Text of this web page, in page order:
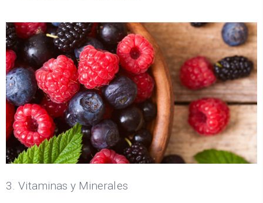
3. Vitaminas y Minerales